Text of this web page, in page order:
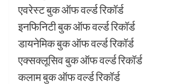
एवरेस्ट बुक ऑफ वर्ल्ड रिकॉर्ड
इनफिनिटी बुक ऑफ वर्ल्ड रिकॉर्ड
डायनेमिक बुक ऑफ वर्ल्ड रिकॉर्ड
एक्सक्लूसिव बुक ऑफ वर्ल्ड रिकॉर्ड
कलाम बुक ऑफ वर्ल्ड रिकॉर्ड